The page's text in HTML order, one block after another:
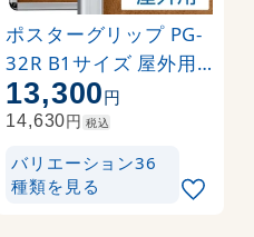
ポスターグリップ PG-
32R B1サイズ 屋外用
角丸 シルバー
13,300円
14,630円 税込
バリエーション36
種類を見る